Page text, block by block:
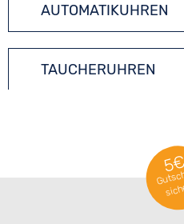
AUTOMATIKUHREN
TAUCHERUHREN
5€